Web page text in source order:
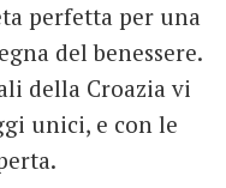
perfetta per una
del benessere.
della Croazia vi
unici, e con le